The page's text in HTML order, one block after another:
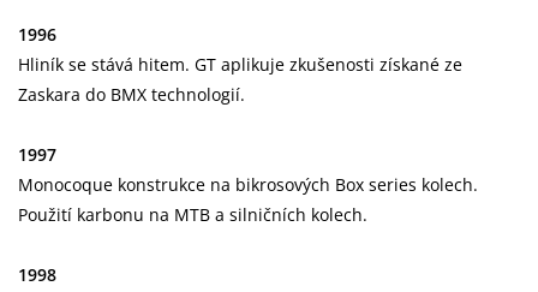
1996
Hliník se stává hitem. GT aplikuje zkušenosti získané ze
Zaskara do BMX technologií.
1997
Monocoque konstrukce na bikrosových Box series kolech.
Použití karbonu na MTB a silničních kolech.
1998